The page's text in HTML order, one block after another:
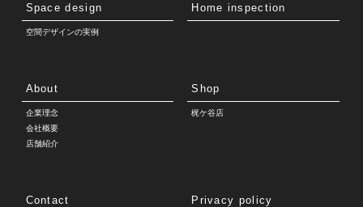
Space design
空間デザインの実例
Home inspection
About
企業理念
会社概要
店舗紹介
Shop
梶ケ谷店
Contact Privacy policy